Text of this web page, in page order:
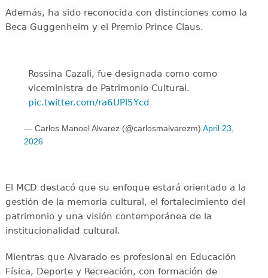
Además, ha sido reconocida con distinciones como la
Beca Guggenheim y el Premio Prince Claus.
Rossina Cazali, fue designada como como
viceministra de Patrimonio Cultural.
pic.twitter.com/ra6UPl5Ycd
— Carlos Manoel Alvarez (@carlosmalvarezm) April 23,
2026
El MCD destacó que su enfoque estará orientado a la
gestión de la memoria cultural, el fortalecimiento del
patrimonio y una visión contemporánea de la
institucionalidad cultural.
Mientras que Alvarado es profesional en Educación
Física, Deporte y Recreación, con formación de